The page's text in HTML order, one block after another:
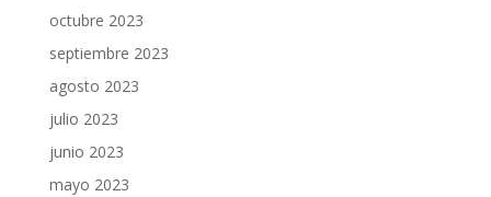
octubre 2023
septiembre 2023
agosto 2023
julio 2023
junio 2023
mayo 2023